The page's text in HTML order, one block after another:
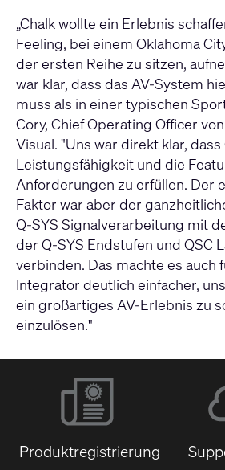
„Chalk wollte ein Erlebnis
Feeling, bei einem Oklahoma
der ersten Reihe zu sitzen,
war klar, dass das AV-System
muss als in einer typischen
Cory, Chief Operating Officer
Visual. "Uns war direkt klar, dass
Leistungsfähigkeit und die
Anforderungen zu erfüllen. Der
Faktor war aber der
Q-SYS Signalverarbeitung mit
der Q-SYS Endstufen und QSC
verbinden. Das machte es auch
Integrator deutlich einfacher,
ein großartiges AV-Erlebnis zu
einzulösen."
Produktregistrierung